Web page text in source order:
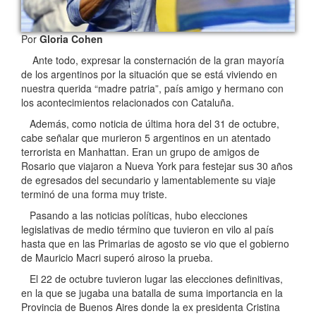
PorGloria Cohen
Ante todo, expresar la consternación de la gran mayoría
de los argentinos por la situación que se está viviendo en
nuestra querida “madre patria”, país amigo y hermano con
los acontecimientos relacionados con Cataluña.
Además, como noticia de última hora del 31 de octubre,
cabe señalar que murieron 5 argentinos en un atentado
terrorista en Manhattan. Eran un grupo de amigos de
Rosario que viajaron a Nueva York para festejar sus 30 años
de egresados del secundario y lamentablemente su viaje
terminó de una forma muy triste.
Pasando a las noticias políticas, hubo elecciones
legislativas de medio término que tuvieron en vilo al país
hasta que en las Primarias de agosto se vio que el gobierno
de Mauricio Macri superó airoso la prueba.
El 22 de octubre tuvieron lugar las elecciones definitivas,
en la que se jugaba una batalla de suma importancia en la
Provincia de Buenos Aires donde la ex presidenta Cristina